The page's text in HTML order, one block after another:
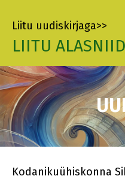
Liitu uudiskirjaga>>
LIITU
Kodanikuühiskonna